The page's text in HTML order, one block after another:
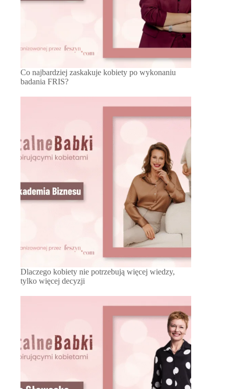
Co najbardziej zaskakuje kobiety po wykonaniu
badania FRIS?
Dlaczego kobiety nie potrzebują więcej wiedzy,
tylko więcej decyzji